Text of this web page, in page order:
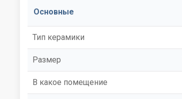
Основные
Тип керамики
Размер
В какое помещение